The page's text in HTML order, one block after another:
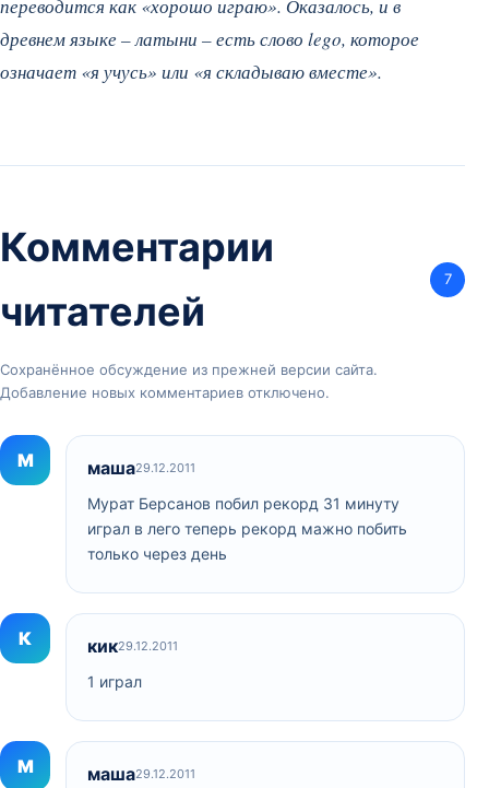
переводится как «хорошо играю». Оказалось, и в
древнем языке – латыни – есть слово lego, которое
означает «я учусь» или «я складываю вместе».
Комментарии
читателей
7
Сохранённое обсуждение из прежней версии сайта.
Добавление новых комментариев отключено.
М маша29.12.2011
Мурат Берсанов побил рекорд 31 минуту
играл в лего теперь рекорд мажно побить
только через день
К кик29.12.2011
1 играл
М маша29.12.2011